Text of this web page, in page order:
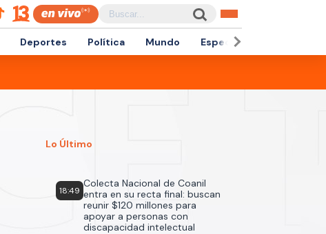
Deportes Política Mundo Espectáculos
Lo Último
18:49
Colecta Nacional de Coanil
entra en su recta final: buscan
reunir $120 millones para
apoyar a personas con
discapacidad intelectual